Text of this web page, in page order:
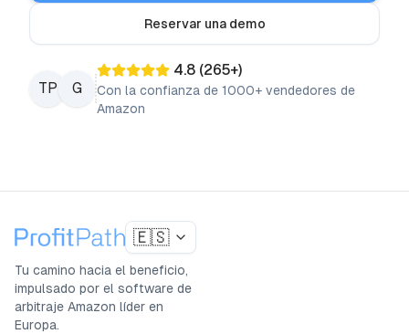
Reservar una demo
TP G
4.8 (265+)
Con la confianza de 1000+ vendedores de
Amazon
🇪🇸
Tu camino hacia el beneficio,
impulsado por el software de
arbitraje Amazon líder en
Europa.